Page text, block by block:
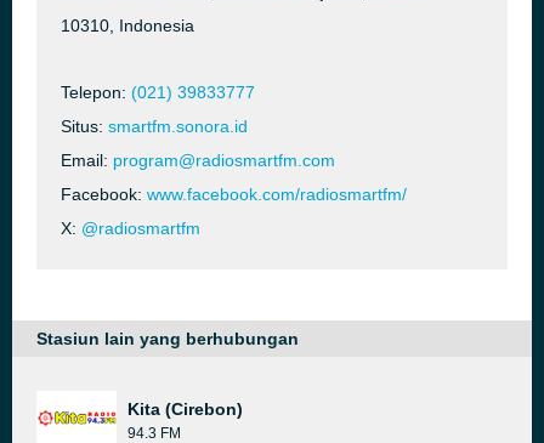
10310, Indonesia
Telepon: (021) 39833777
Situs: smartfm.sonora.id
Email: program@radiosmartfm.com
Facebook: www.facebook.com/radiosmartfm/
X: @radiosmartfm
Stasiun lain yang berhubungan
Kita (Cirebon)
94.3 FM